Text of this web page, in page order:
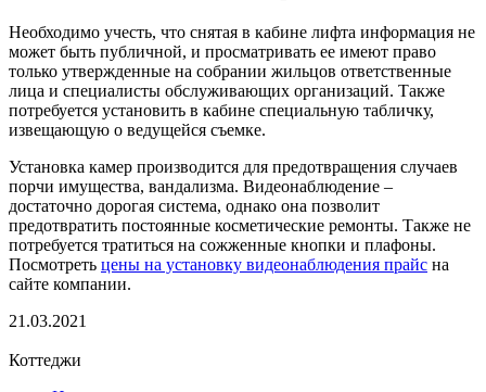
Необходимо учесть, что снятая в кабине лифта информация не
может быть публичной, и просматривать ее имеют право
только утвержденные на собрании жильцов ответственные
лица и специалисты обслуживающих организаций. Также
потребуется установить в кабине специальную табличку,
извещающую о ведущейся съемке.
Установка камер производится для предотвращения случаев
порчи имущества, вандализма. Видеонаблюдение –
достаточно дорогая система, однако она позволит
предотвратить постоянные косметические ремонты. Также не
потребуется тратиться на сожженные кнопки и плафоны.
Посмотреть цены на установку видеонаблюдения прайс на
сайте компании.
21.03.2021
Коттеджи